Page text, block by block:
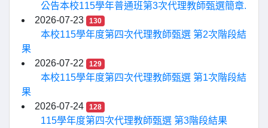
公告本校115學年普通班第3次代理教師甄選簡章.
2026-07-23
130
本校115學年度第四次代理教師甄選 第2次階段結
果
2026-07-22
129
本校115學年度第四次代理教師甄選 第1次階段結
果
2026-07-24
128
115學年度第四次代理教師甄選 第3階段結果